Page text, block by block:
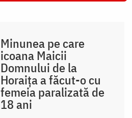
Minunea pe care
icoana Maicii
Domnului de la
Horaița a făcut-o cu
femeia paralizată de
18 ani